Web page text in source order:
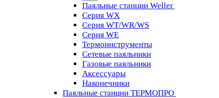
Паяльные станции Weller
Серия WX
Серия WT/WR/WS
Серия WE
Термоинструменты
Сетевые паяльники
Газовые паяльники
Аксессуары
Наконечники
Паяльные станции ТЕРМОПРО